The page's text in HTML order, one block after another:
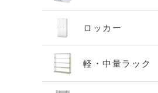
ロッカー
軽・中量ラック